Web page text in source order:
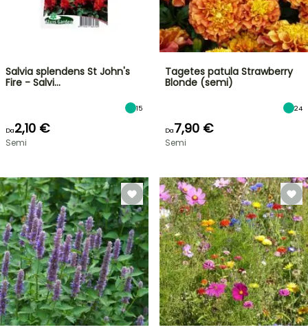
Salvia splendens St John's
Fire - Salvi…
15
Da2,10 €
Semi
Tagetes patula Strawberry
Blonde (semi)
24
Da7,90 €
Semi